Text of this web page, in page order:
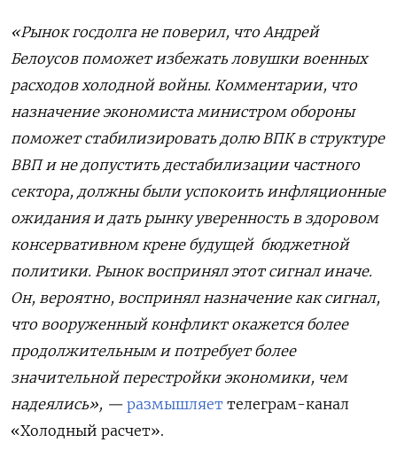
«Рынок госдолга не поверил, что Андрей
Белоусов поможет избежать ловушки военных
расходов холодной войны. Комментарии, что
назначение экономиста министром обороны
поможет стабилизировать долю ВПК в структуре
ВВП и не допустить дестабилизации частного
сектора, должны были успокоить инфляционные
ожидания и дать рынку уверенность в здоровом
консервативном крене будущей бюджетной
политики. Рынок воспринял этот сигнал иначе.
Он, вероятно, воспринял назначение как сигнал,
что вооруженный конфликт окажется более
продолжительным и потребует более
значительной перестройки экономики, чем
надеялись», — размышляет телеграм-канал
«Холодный расчет».